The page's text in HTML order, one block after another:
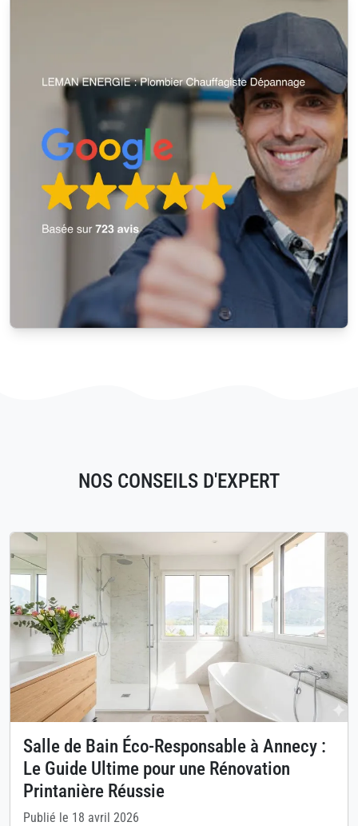
NOS CONSEILS D'EXPERT
Salle de Bain Éco-Responsable à Annecy :
Le Guide Ultime pour une Rénovation
Printanière Réussie
Publié le 18 avril 2026